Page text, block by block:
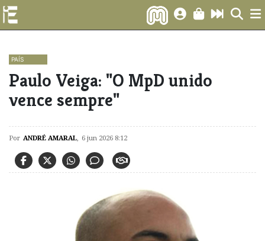
PAÍS
Paulo Veiga: "O MpD unido
vence sempre"
Por ANDRÉ AMARAL, 6 jun 2026 8:12